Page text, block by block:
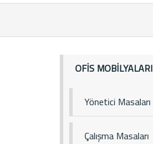
OFİS MOBİLYALARI
Yönetici Masaları
Çalışma Masaları